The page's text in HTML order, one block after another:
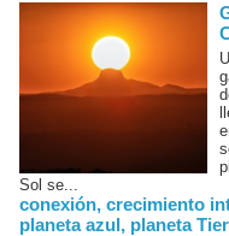
Sol se...
conexión, crecimiento
planeta azul, planeta